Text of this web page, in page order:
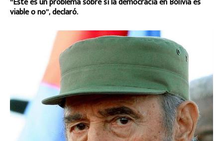
viable o no”, declaró.